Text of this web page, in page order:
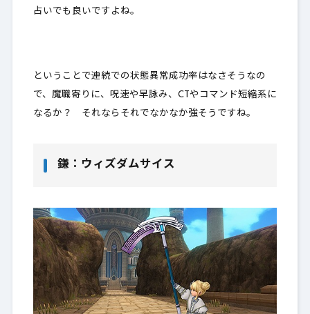
占いでも良いですよね。
ということで連続での状態異常成功率はなさそうなの
で、魔職寄りに、呪速や早詠み、CTやコマンド短縮系に
なるか？ それならそれでなかなか強そうですね。
鎌：ウィズダムサイス